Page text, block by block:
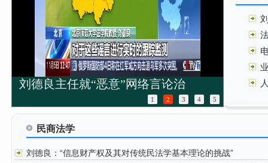
刘德良主任就“恶意”网络言论治 刘德
1 2 3 4 5
民商法学
刘德良：“信息财产权及其对传统民法学基本理论的挑战”